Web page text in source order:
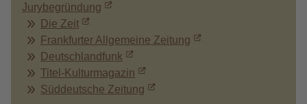
Jurybegründung
Die Zeit
Frankfurter Allgemeine Zeitung
Deutschlandfunk
Titel-Kulturmagazin
Süddeutsche Zeitung